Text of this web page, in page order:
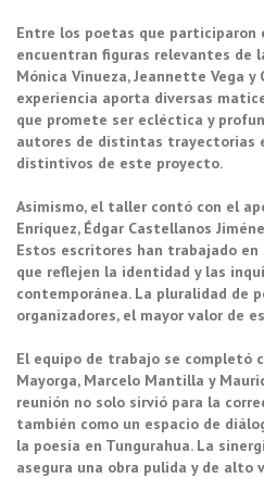
Entre los poetas que participaron
encuentran figuras relevantes de
Mónica Vinueza, Jeannette Vega y
experiencia aporta diversas
que promete ser ecléctica y
autores de distintas trayectorias
distintivos de este proyecto.
Asimismo, el taller contó con el
Enríquez, Édgar Castellanos
Estos escritores han trabajado
que reflejen la identidad y las
contemporánea. La pluralidad de
organizadores, el mayor valor de
El equipo de trabajo se completó
Mayorga, Marcelo Mantilla y
reunión no solo sirvió para la
también como un espacio de
la poesía en Tungurahua. La
asegura una obra pulida y de alto